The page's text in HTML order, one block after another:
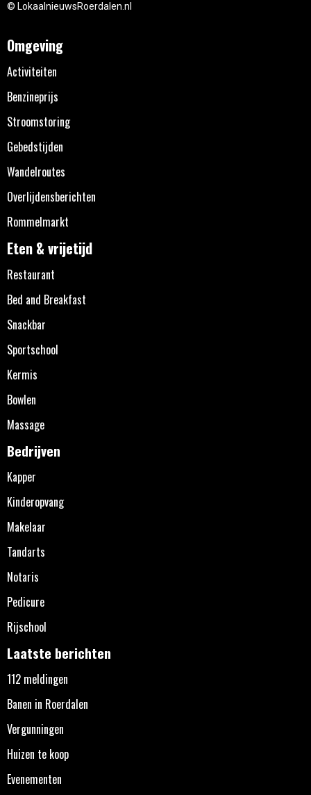
© LokaalnieuwsRoerdalen.nl
Omgeving
Activiteiten
Benzineprijs
Stroomstoring
Gebedstijden
Wandelroutes
Overlijdensberichten
Rommelmarkt
Eten & vrijetijd
Restaurant
Bed and Breakfast
Snackbar
Sportschool
Kermis
Bowlen
Massage
Bedrijven
Kapper
Kinderopvang
Makelaar
Tandarts
Notaris
Pedicure
Rijschool
Laatste berichten
112 meldingen
Banen in Roerdalen
Vergunningen
Huizen te koop
Evenementen